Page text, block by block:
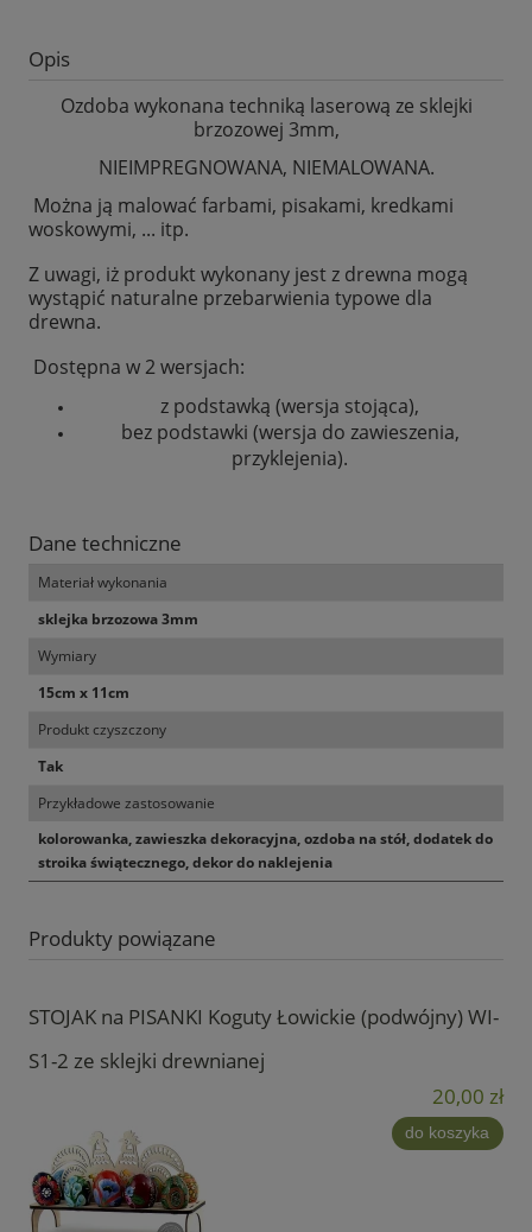
Opis
Ozdoba wykonana techniką laserową ze sklejki
brzozowej 3mm,
NIEIMPREGNOWANA, NIEMALOWANA.
Można ją malować farbami, pisakami, kredkami
woskowymi, ... itp.
Z uwagi, iż produkt wykonany jest z drewna mogą
wystąpić naturalne przebarwienia typowe dla
drewna.
Dostępna w 2 wersjach:
z podstawką (wersja stojąca),
bez podstawki (wersja do zawieszenia,
przyklejenia).
Dane techniczne
Materiał wykonania
sklejka brzozowa 3mm
Wymiary
15cm x 11cm
Produkt czyszczony
Tak
Przykładowe zastosowanie
kolorowanka, zawieszka dekoracyjna, ozdoba na stół, dodatek do
stroika świątecznego, dekor do naklejenia
Produkty powiązane
STOJAK na PISANKI Koguty Łowickie (podwójny) WI-
S1-2 ze sklejki drewnianej
20,00 zł
do koszyka